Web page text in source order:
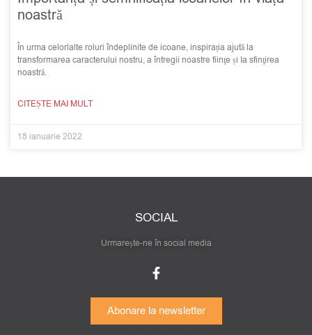
noastră
În urma celorlalte roluri îndeplinite de icoane, inspirația ajută la
transformarea caracterului nostru, a întregii noastre fiinţe și Ia sfinţirea
noastră.
CITEȘTE MAI MULT
18 ianuarie 2022
SOCIAL
Urmarește-ne în social media
Abonare la newsletter